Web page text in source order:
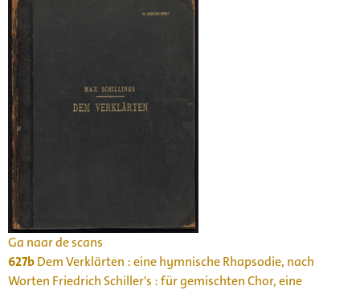
Ga naar de scans
627bDem Verklärten : eine hymnische Rhapsodie, nach
Worten Friedrich Schiller's : für gemischten Chor, eine